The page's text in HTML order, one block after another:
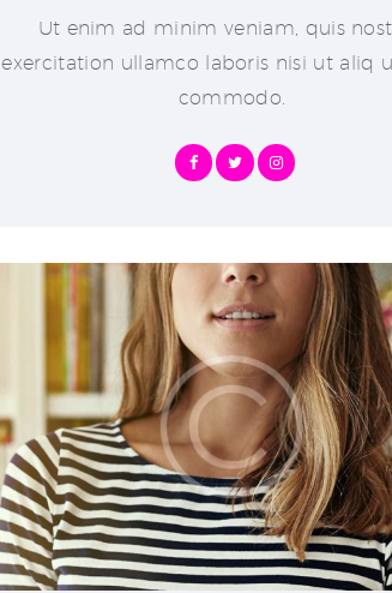
Ut enim ad minim veniam, quis
exercitation ullamco laboris nisi ut aliq
commodo.